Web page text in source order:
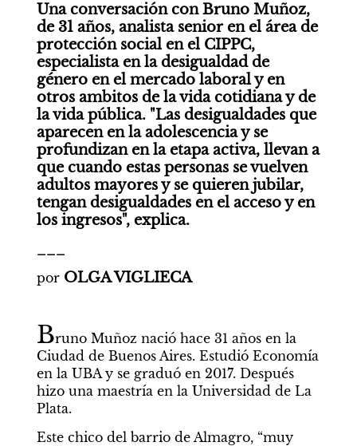
Una conversación con Bruno Muñoz,
de 31 años, analista senior en el área de
protección social en el CIPPC,
especialista en la desigualdad de
género en el mercado laboral y en
otros ambitos de la vida cotidiana y de
la vida pública. "Las desigualdades que
aparecen en la adolescencia y se
profundizan en la etapa activa, llevan a
que cuando estas personas se vuelven
adultos mayores y se quieren jubilar,
tengan desigualdades en el acceso y en
los ingresos", explica.
por OLGA VIGLIECA
Bruno Muñoz nació hace 31 años en la
Ciudad de Buenos Aires. Estudió Economía
en la UBA y se graduó en 2017. Después
hizo una maestría en la Universidad de La
Plata.
Este chico del barrio de Almagro, “muy